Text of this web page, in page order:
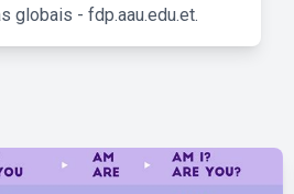
globais - fdp.aau.edu.et.